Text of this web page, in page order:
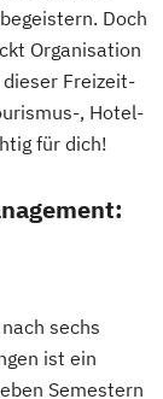
Doch
Organisation
Freizeit-
, Hotel-
für dich!
sechs
ist ein
Semestern